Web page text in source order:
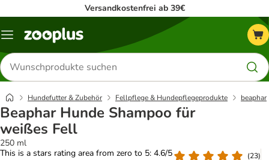
Versandkostenfrei ab 39€
Menü
Produkte
suchen
Hundefutter & Zubehör Fellpflege & Hundepflegeprodukte beaphar
Beaphar Hunde Shampoo für
weißes Fell
250 ml
This is a stars rating area from zero to 5: 4.6/5
(23)